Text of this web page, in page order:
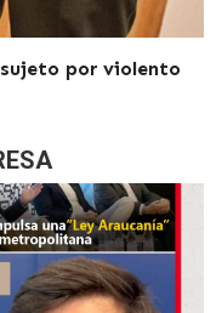
sujeto por violento